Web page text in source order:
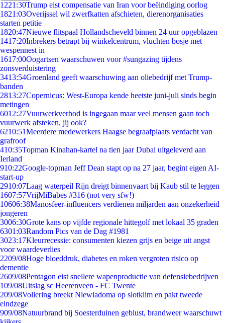
1221:30Trump eist compensatie van Iran voor beëindiging oorlog
1821:03Overijssel wil zwerfkatten afschieten, dierenorganisaties
starten petitie
1820:47Nieuwe flitspaal Hollandscheveld binnen 24 uur opgeblazen
1417:20Inbrekers betrapt bij winkelcentrum, vluchten bosje met
wespennest in
1617:00Oogartsen waarschuwen voor #sungazing tijdens
zonsverduistering
3413:54Groenland geeft waarschuwing aan oliebedrijf met Trump-
banden
2813:27Copernicus: West-Europa kende heetste juni-juli sinds begin
metingen
6012:27Vuurwerkverbod is ingegaan maar veel mensen gaan toch
vuurwerk afsteken, jij ook?
6210:51Meerdere medewerkers Haagse begraafplaats verdacht van
grafroof
410:35Topman Kinahan-kartel na tien jaar Dubai uitgeleverd aan
Ierland
910:22Google-topman Jeff Dean stapt op na 27 jaar, begint eigen AI-
start-up
2910:07Laag waterpeil Rijn dreigt binnenvaart bij Kaub stil te leggen
1607:57VrijMiBabes #316 (not very sfw!)
10606:38Manosfeer-influencers verdienen miljarden aan onzekerheid
jongeren
3006:30Grote kans op vijfde regionale hittegolf met lokaal 35 graden
6301:03Random Pics van de Dag #1981
3023:17Kleurrecessie: consumenten kiezen grijs en beige uit angst
voor waardeverlies
2209/08Hoge bloeddruk, diabetes en roken vergroten risico op
dementie
2609/08Pentagon eist snellere wapenproductie van defensiebedrijven
109/08Uitslag sc Heerenveen - FC Twente
209/08Vollering breekt Niewiadoma op slotklim en pakt tweede
eindzege
909/08Natuurbrand bij Soesterduinen geblust, brandweer waarschuwt